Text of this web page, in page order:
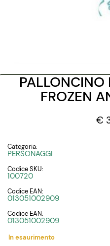
PALLONCINO
FROZEN
€
Categoria:
PERSONAGGI
Codice SKU:
100720
Codice EAN:
013051002909
Codice EAN:
013051002909
In esaurimento